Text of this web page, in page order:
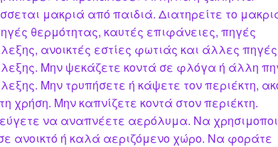
μακριά από παιδιά. Διατηρείτε το
θερμότητας, καυτές επιφάνειες, πηγές
ανοικτές εστίες φωτιάς και άλλες πηγές
Μην ψεκάζετε κοντά σε φλόγα ή άλλη
Μην τρυπήσετε ή κάψετε τον περιέκτη,
χρήση. Μην καπνίζετε κοντά στον περιέκτη.
να αναπνέετε αερόλυμα. Να
ανοικτό ή καλά αεριζόμενο χώρο. Να φοράτε